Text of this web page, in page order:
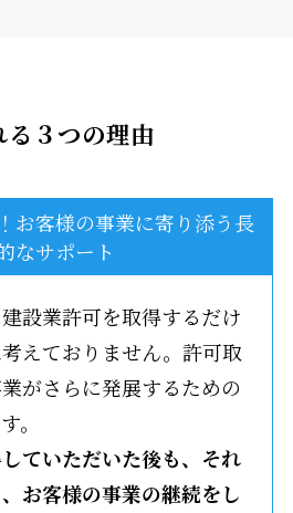
る３つの理由
お客様の事業に寄り添う長
なサポート
設業許可を取得するだけ
えておりません。許可取
がさらに発展するための
。
ていただいた後も、それ
お客様の事業の継続をし